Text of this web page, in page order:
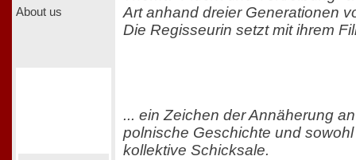
About us
Art anhand dreier Generationen
Die Regisseurin setzt mit ihrem
... ein Zeichen der Annäherung
polnische Geschichte und
kollektive Schicksale.